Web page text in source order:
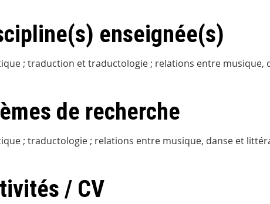
enseignée(s)
; traduction et traductologie ; relations entre musique,
de recherche
; traductologie ; relations entre musique, danse et
/ CV